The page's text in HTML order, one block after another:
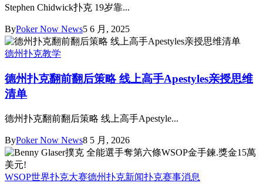
Stephen Chidwick扑克 19岁靠...
ByPoker Now News5 6 月, 2025
德州扑克教学
德州扑克翻前翻后策略 线上高手Apestyles亲授思维
清单
德州扑克翻前翻后策略 线上高手Apestyle...
ByPoker Now News8 5 月, 2026
WSOP世界扑克大赛德州扑克新闻扑克赛事消息